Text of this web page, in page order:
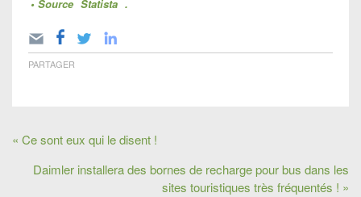
PARTAGER
« Ce sont eux qui le disent !
Daimler installera des bornes de recharge pour bus dans les
sites touristiques très fréquentés ! »